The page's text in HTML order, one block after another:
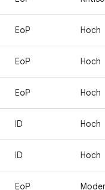
EoP Hoch
EoP Hoch
EoP Hoch
ID Hoch
ID Hoch
EoP